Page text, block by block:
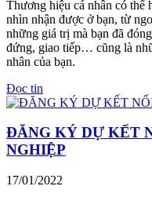
Thương hiệu cá nhân có thể
nhìn nhận được ở bạn, từ
những giá trị mà bạn đã
đứng, giao tiếp… cũng là
nhân của bạn.
Đọc tin
ĐĂNG KÝ DỰ KẾT
NGHIỆP
17/01/2022